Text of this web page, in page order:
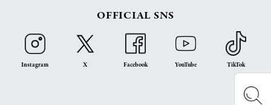
OFFICIAL SNS
Instagram X Facebook YouTube TikTok